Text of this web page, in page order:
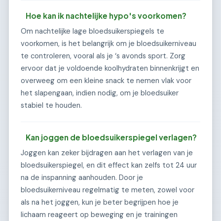
Hoe kan ik nachtelijke hypo's voorkomen?
Om nachtelijke lage bloedsuikerspiegels te
voorkomen, is het belangrijk om je bloedsuikerniveau
te controleren, vooral als je ‘s avonds sport. Zorg
ervoor dat je voldoende koolhydraten binnenkrijgt en
overweeg om een kleine snack te nemen vlak voor
het slapengaan, indien nodig, om je bloedsuiker
stabiel te houden.
Kan joggen de bloedsuikerspiegel verlagen?
Joggen kan zeker bijdragen aan het verlagen van je
bloedsuikerspiegel, en dit effect kan zelfs tot 24 uur
na de inspanning aanhouden. Door je
bloedsuikerniveau regelmatig te meten, zowel voor
als na het joggen, kun je beter begrijpen hoe je
lichaam reageert op beweging en je trainingen